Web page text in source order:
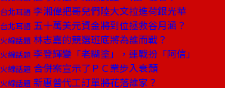
台北耳語 李湘偉把哥兒們陸大文拉進荷銀光華
台北耳語 五十萬美元資金將到位拯救谷月涵？
火線話題 林志嘉的競選班底將為誰而戰？
火線話題 李登輝變「老糊塗」，連戰扮「阿信」
火線話題 合併案宣示了ＰＣ業步入衰頹
火線話題 新惠普代工訂單將花落誰家？